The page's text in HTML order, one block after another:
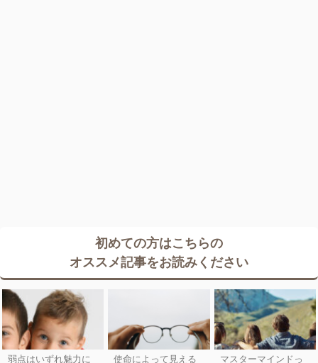
初めての方はこちらの
オススメ記事をお読みください
弱点はいずれ魅力に 使命によって見える マスターマインドっ